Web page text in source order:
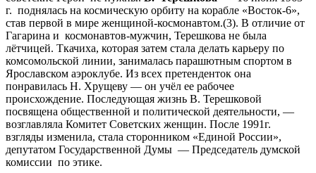
г. поднялась на космическую орбиту на корабле «Восток-6»,
став первой в мире женщиной-космонавтом.(3). В отличие от
Гагарина и космонавтов-мужчин, Терешкова не была
лётчицей. Ткачиха, которая затем стала делать карьеру по
комсомольской линии, занималась парашютным спортом в
Ярославском аэроклубе. Из всех претенденток она
понравилась Н. Хрущеву — он учёл ее рабочее
происхождение. Последующая жизнь В. Терешковой
посвящена общественной и политической деятельности, —
возглавляла Комитет Советских женщин. После 1991г.
взгляды изменила, стала сторонником «Единой России»,
депутатом Государственной Думы — Председатель думской
комиссии по этике.